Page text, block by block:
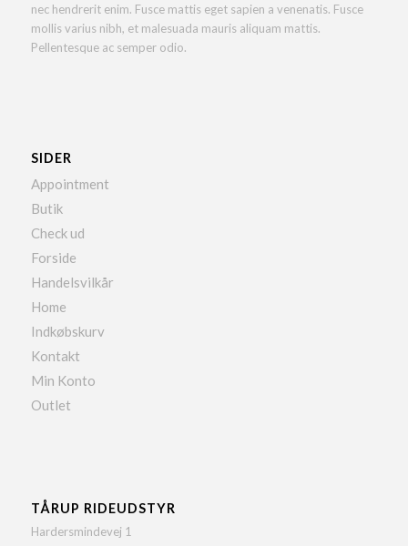
nec hendrerit enim. Fusce mattis eget sapien a venenatis. Fusce
mollis varius nibh, et malesuada mauris aliquam mattis.
Pellentesque ac semper odio.
SIDER
Appointment
Butik
Check ud
Forside
Handelsvilkår
Home
Indkøbskurv
Kontakt
Min Konto
Outlet
TÅRUP RIDEUDSTYR
Hardersmindevej 1